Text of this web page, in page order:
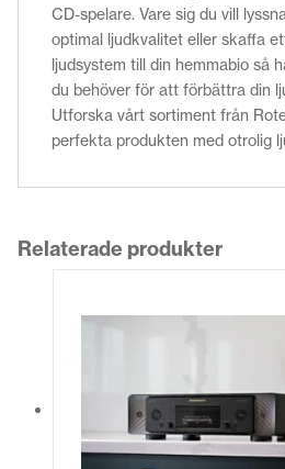
CD-spelare. Vare sig du vill
optimal ljudkvalitet eller skaffa
ljudsystem till din hemmabio så
du behöver för att förbättra din
Utforska vårt sortiment från
perfekta produkten med otrolig
Relaterade produkter